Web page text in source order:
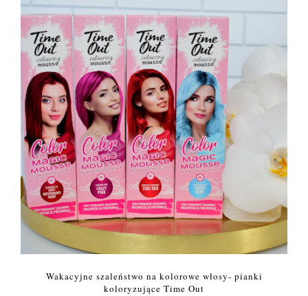
Wakacyjne szaleństwo na kolorowe włosy- pianki
koloryzujące Time Out